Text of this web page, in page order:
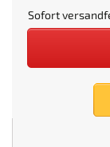
Sofort